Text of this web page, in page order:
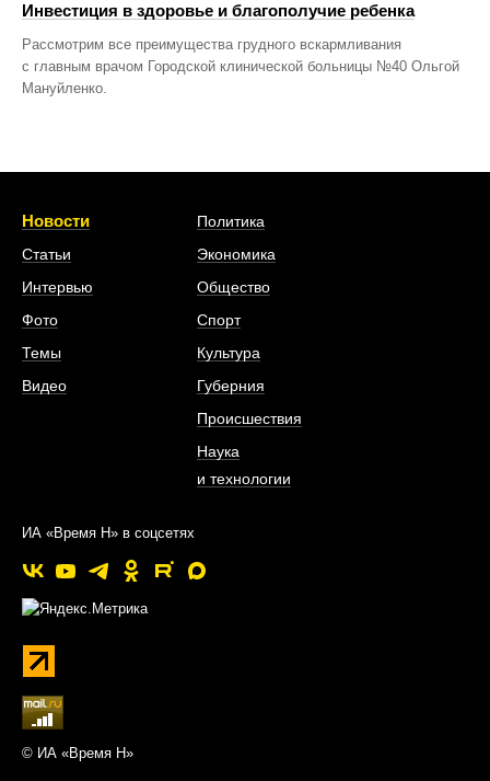
Инвестиция в здоровье и благополучие ребенка
Рассмотрим все преимущества грудного вскармливания
с главным врачом Городской клинической больницы №40 Ольгой
Мануйленко.
Новости
Статьи
Интервью
Фото
Темы
Видео
Политика
Экономика
Общество
Спорт
Культура
Губерния
Происшествия
Наука
и технологии
ИА «Время Н» в соцсетях
© ИА «Время Н»